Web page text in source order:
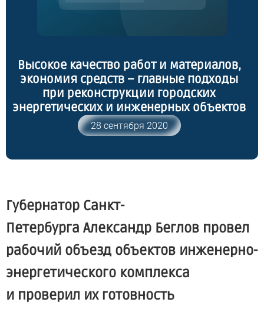
Высокое качество работ и материалов,
экономия средств – главные подходы
при реконструкции городских
энергетических и инженерных объектов
28 сентября 2020
Губернатор Санкт-
Петербурга Александр Беглов провел
рабочий объезд объектов инженерно-
энергетического комплекса
и проверил их готовность